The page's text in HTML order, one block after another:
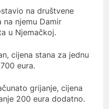
na društvene
na njemu Damir
u Njemačkoj.
cijena stana za jednu
eura.
grijanje, cijena
200 eura dodatno.